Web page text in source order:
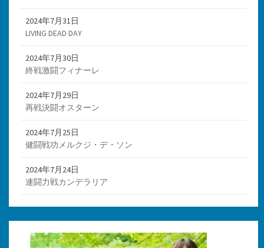
2024年7月31日
LIVING DEAD DAY
2024年7月30日
終戦激闘フィナーレ
2024年7月29日
再戦決闘オスターン
2024年7月25日
健闘戦功メルクジ・デ・ソン
2024年7月24日
連闘力戦カンデラリア